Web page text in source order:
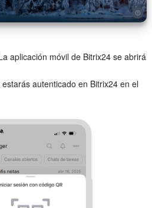
aplicación móvil de Bitrix24 se abrirá
autenticado en Bitrix24 en el